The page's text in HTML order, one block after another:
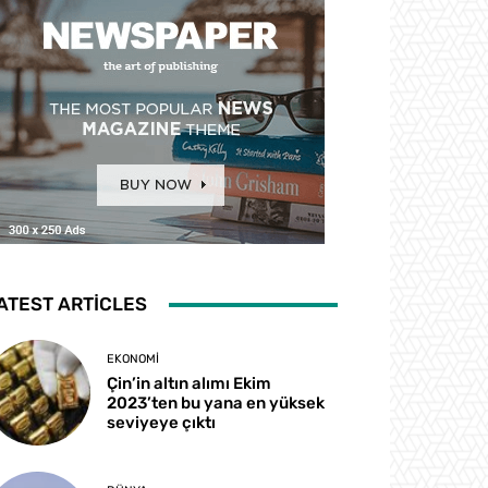
ARTICLES
EKONOMI
Çin’in altın alımı Ekim
2023’ten bu yana en yüksek
seviyeye çıktı